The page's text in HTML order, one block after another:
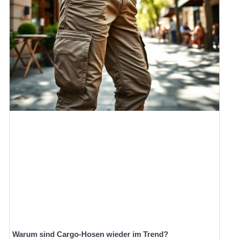
Warum sind Cargo-Hosen wieder im Trend?